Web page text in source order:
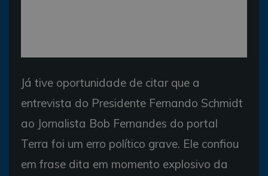
Já tive oportunidade de citar que a
entrevista do Presidente Fernando Schmidt
ao Jornalista Bob Fernandes do portal
Terra foi um erro político grave. Ele confiou
em frase dita em momento explosivo da